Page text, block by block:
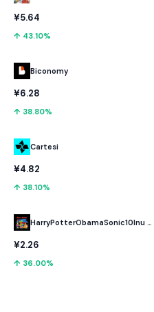
¥5.64
↑ 43.10%
Biconomy
¥6.28
↑ 38.80%
Cartesi
¥4.82
↑ 38.10%
HarryPotterObamaSonic10Inu (ETH)
¥2.26
↑ 36.00%